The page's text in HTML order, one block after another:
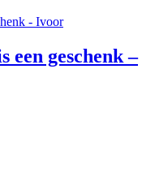
een geschenk –